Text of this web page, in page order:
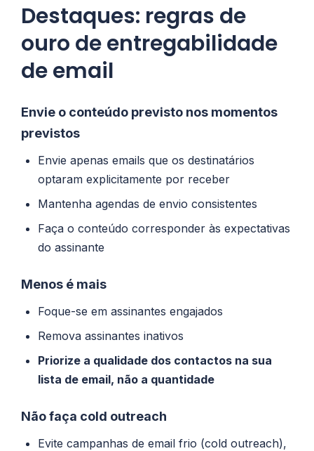
Destaques: regras de
ouro de entregabilidade
de email
Envie o conteúdo previsto nos momentos
previstos
Envie apenas emails que os destinatários
optaram explicitamente por receber
Mantenha agendas de envio consistentes
Faça o conteúdo corresponder às expectativas
do assinante
Menos é mais
Foque-se em assinantes engajados
Remova assinantes inativos
Priorize a qualidade dos contactos na sua
lista de email, não a quantidade
Não faça cold outreach
Evite campanhas de email frio (cold outreach),